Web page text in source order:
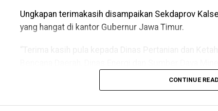
Ungkapan terimakasih disampaikan Sekdaprov
yang hangat di kantor Gubernur Jawa Timur.
Kecil dan Menengah Provinsi Jawa Timur yang
angkatan ke XVIII ini,” ucap Sekdaprov Kalsel M.
CONTINUE